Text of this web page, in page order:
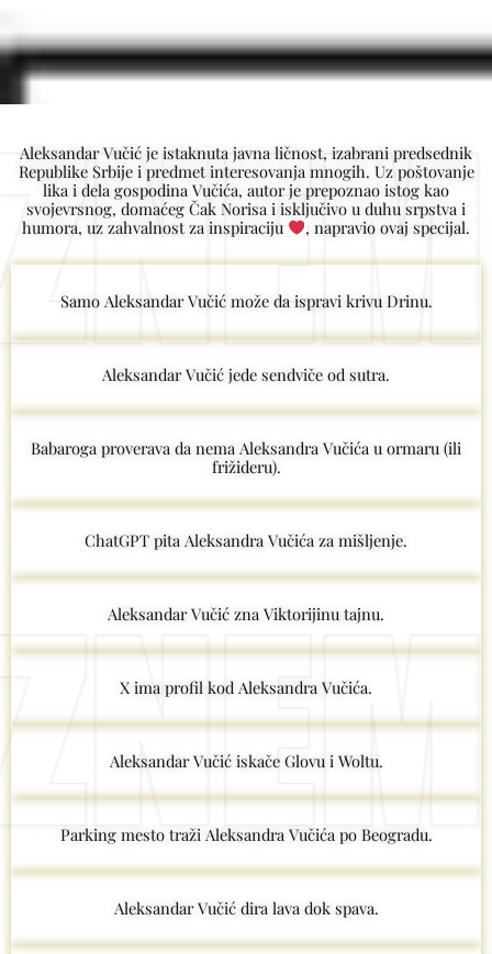
Aleksandar Vučić je istaknuta javna ličnost, izabrani predsednik
Republike Srbije i predmet interesovanja mnogih. Uz poštovanje
lika i dela gospodina Vučića, autor je prepoznao istog kao
svojevrsnog, domaćeg Čak Norisa i isključivo u duhu srpstva i
humora, uz zahvalnost za inspiraciju
, napravio ovaj specijal.
Samo Aleksandar Vučić može da ispravi krivu Drinu.
Aleksandar Vučić jede sendviče od sutra.
Babaroga proverava da nema Aleksandra Vučića u ormaru (ili
frižideru).
ChatGPT pita Aleksandra Vučića za mišljenje.
Aleksandar Vučić zna Viktorijinu tajnu.
X ima profil kod Aleksandra Vučića.
Aleksandar Vučić iskače Glovu i Woltu.
Parking mesto traži Aleksandra Vučića po Beogradu.
Aleksandar Vučić dira lava dok spava.